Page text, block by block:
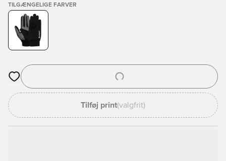
TILGÆNGELIGE FARVER
Åbner en Modal til at logge ind eller tilmelde dig som medlem
Tilføj print(valgfrit)